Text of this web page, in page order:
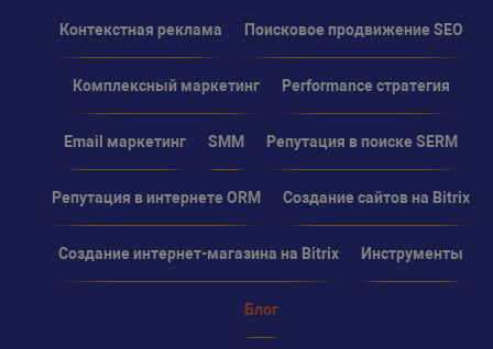
Контекстная реклама Поисковое продвижение SEO
Комплексный маркетинг Performance стратегия
Email маркетинг SMM Репутация в поиске SERM
Репутация в интернете ORM Создание сайтов на Bitrix
Создание интернет-магазина на Bitrix Инструменты
Блог